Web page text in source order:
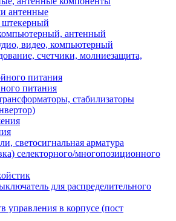
антенные
штекерный
антенный
видео, компьютерный
счетчики, молниезащита,
питания
питания
стабилизаторы
светосигнальная арматура
селекторного/многопозиционного
для распределительного
управления в корпусе (пост